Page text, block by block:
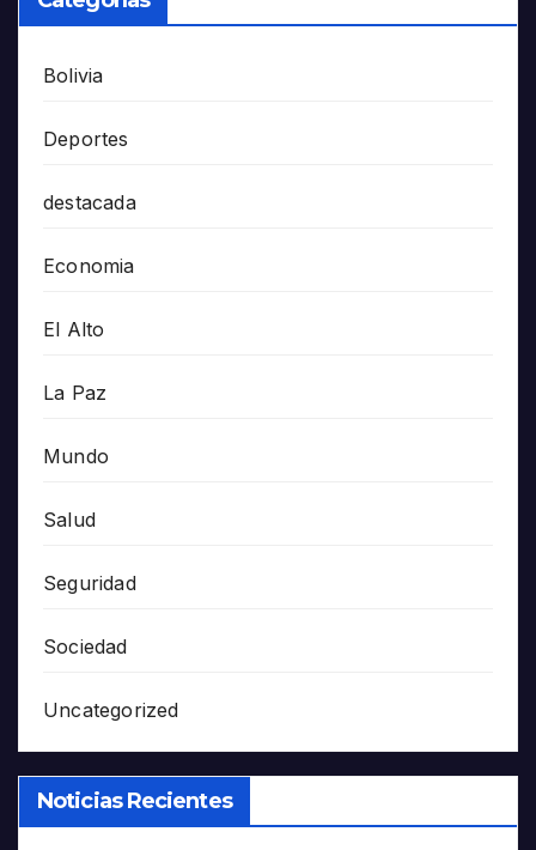
Bolivia
Deportes
destacada
Economia
El Alto
La Paz
Mundo
Salud
Seguridad
Sociedad
Uncategorized
Noticias Recientes